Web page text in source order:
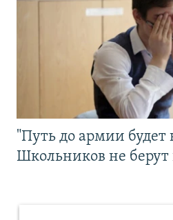
"Путь до армии будет
Школьников не берут